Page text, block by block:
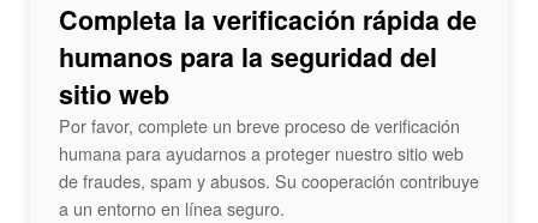
Completa la verificación rápida de
humanos para la seguridad del
sitio web
Por favor, complete un breve proceso de verificación
humana para ayudarnos a proteger nuestro sitio web
de fraudes, spam y abusos. Su cooperación contribuye
a un entorno en línea seguro.